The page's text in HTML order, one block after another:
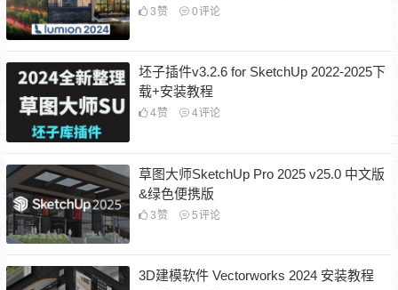
3 赞 0评论
坯子插件v3.2.6 for SketchUp 2022-2025下
载+安装教程
4赞 4评论
草图大师SketchUp Pro 2025 v25.0 中文版
&绿色便携版
3 赞 5评论
3D建模软件 Vectorworks 2024 安装教程